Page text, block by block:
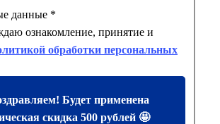
данные *
ознакомление, принятие и
обработки персональных
Будет применена
скидка 500 рублей 🤩